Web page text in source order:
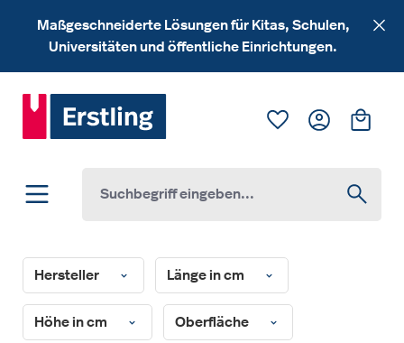
Zum Hauptinhalt springen
Maßgeschneiderte Lösungen für Kitas, Schulen,
Universitäten und öffentliche Einrichtungen.
Du hast 0
Hersteller Länge in cm
Höhe in cm Oberfläche